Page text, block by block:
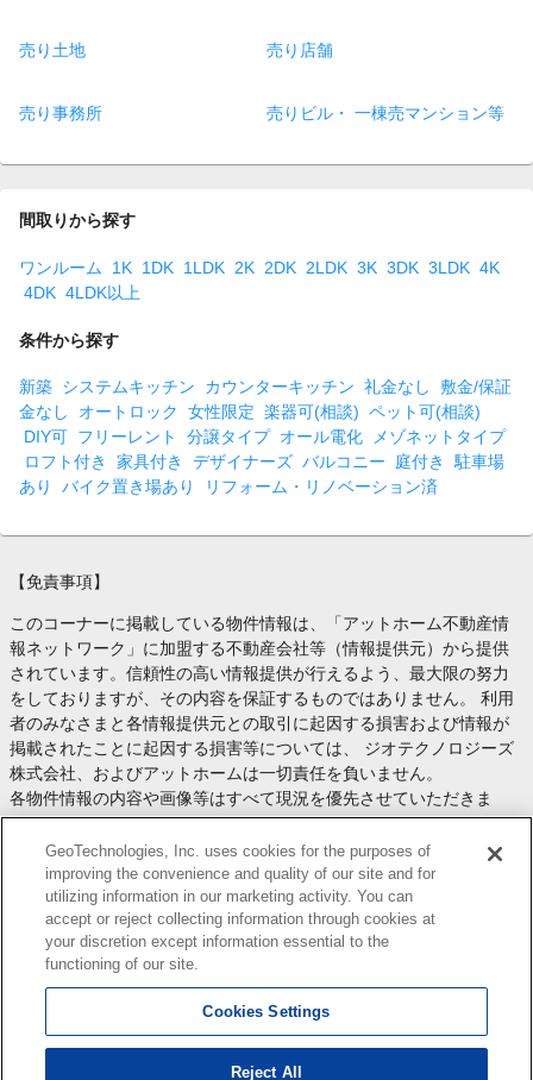
売り土地 売り店舗
売り事務所 売りビル・ 一棟売マンション等
間取りから探す
ワンルーム 1K 1DK 1LDK 2K 2DK 2LDK 3K 3DK 3LDK 4K
4DK 4LDK以上
条件から探す
新築 システムキッチン カウンターキッチン 礼金なし
敷金/保証
金なし
オートロック 女性限定 楽器可(相談) ペット可(相談)
DIY可 フリーレント 分譲タイプ オール電化
メゾネットタイプ
ロフト付き
家具付き デザイナーズ バルコニー 庭付き
駐車場
あり
バイク置き場あり リフォーム・リノベーション済
【免責事項】
このコーナーに掲載している物件情報は、「アットホーム不動産情
報ネットワーク」に加盟する不動産会社等（情報提供元）から提供
されています。信頼性の高い情報提供が行えるよう、最大限の努力
をしておりますが、その内容を保証するものではありません。 利用
者のみなさまと各情報提供元との取引に起因する損害および情報が
掲載されたことに起因する損害等については、 ジオテクノロジーズ
株式会社、およびアットホームは一切責任を負いません。
各物件情報の内容や画像等はすべて現況を優先させていただきま
す。
お取引等（お取引の準備、資金調達等を含みます）の際には、内容
や契約条件等について、 各情報提供元より十分な説明を受け、ご自
身でご確認の上、判断してください。
このコーナーへの物件情報のご掲載、その他不動産業務ソリューシ
ョン等についての不動産会社様のお問合せはこちら
します。
Copyright(c) At Home Co.,Ltd. このサイトに掲載している情報の無断転載を禁止します。著作権
GeoTechnologies, Inc. uses cookies for the purposes of
improving the convenience and quality of our site and for
utilizing information in our marketing activity. You can
accept or reject collecting information through cookies at
your discretion except information essential to the
functioning of our site.
Cookies Settings
Reject All